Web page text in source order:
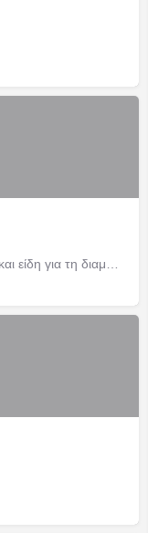
Για βασικές αγορές: ποτά, σνακ, τρόφιμα και είδη για τη διαμονή σου